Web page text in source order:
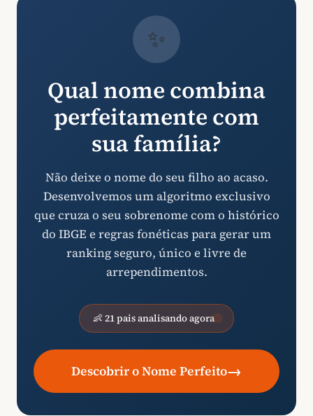
✨
Qual nome combina
perfeitamente com
sua família?
Não deixe o nome do seu filho ao acaso.
Desenvolvemos um algoritmo exclusivo
que cruza o seu sobrenome com o histórico
do IBGE e regras fonéticas para gerar um
ranking seguro, único e livre de
arrependimentos.
👶 21 pais analisando agora
Descobrir o Nome Perfeito→